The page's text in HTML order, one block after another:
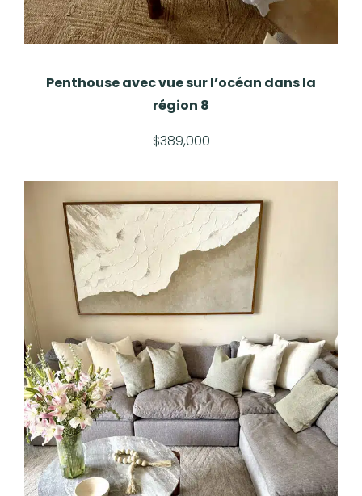
Penthouse avec vue sur l’océan dans la
région 8
$389,000